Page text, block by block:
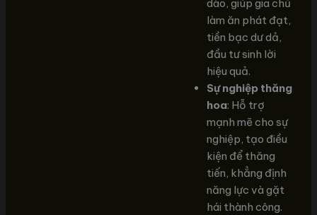
dào, giúp gia chủ
làm ăn phát đạt,
tiền bạc dư dả,
đầu tư sinh lời
hiệu quả.
Sự nghiệp thăng
hoa: Hỗ trợ
mạnh mẽ cho sự
nghiệp, tạo điều
kiện để thăng
tiến, khẳng định
năng lực và gặt
hái thành công.